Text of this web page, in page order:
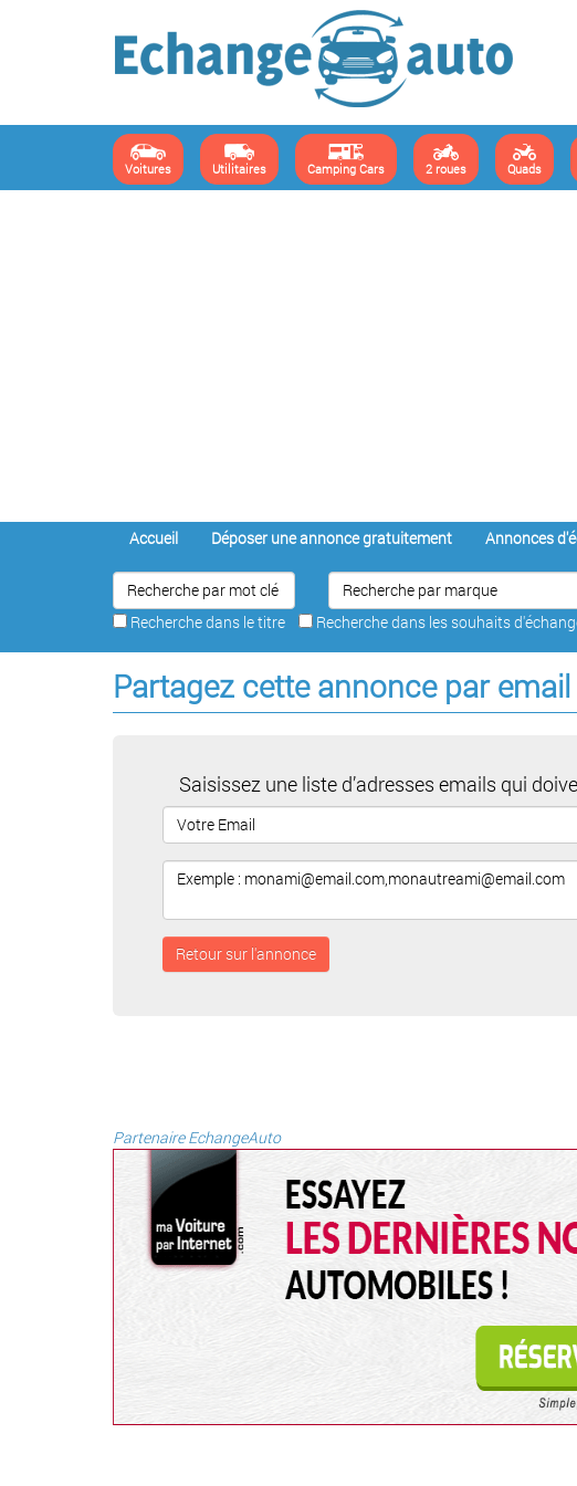
Voitures Utilitaires Camping Cars 2 roues Quads
Accueil Déposer une annonce gratuitement Annonces
Recherche dans le titre
Recherche dans les souhaits
Partagez cette annonce par email
Saisissez une liste d’adresses emails qui
Retour sur l'annonce
Partenaire EchangeAuto